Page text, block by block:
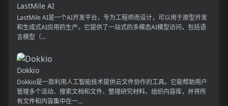
LastMile AI
LastMile AI是一个AI开发平台，专为工程师而设计，可以用于原型开发
和生成式AI应用的生产。它提供了一站式的多模态AI模型访问，包括语
言模型（...
Dokkio
Dokkio是一款利用人工智能技术提供云文件协作的工具。它能帮助用户
管理多个活动、搜索文档和文件、整理研究材料、组织内容库，并将所
有文件和内容集中在一...